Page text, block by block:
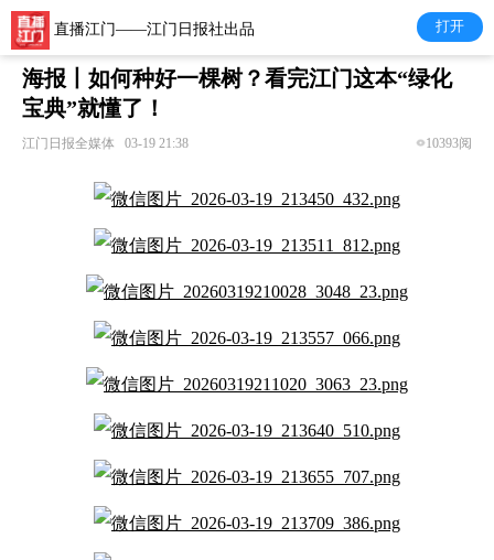
直播江门——江门日报社出品 打开
海报丨如何种好一棵树？看完江门这本“绿化
宝典”就懂了！
江门日报全媒体 03-19 21:38 10393阅